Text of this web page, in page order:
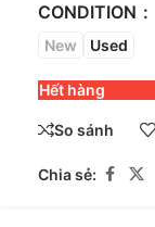
CONDITION
New Used
Hết hàng
So sánh
Chia sẻ: